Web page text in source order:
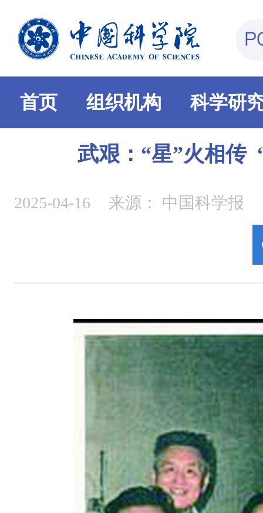
首页 组织机构 科学研
武艰：“星”火相传
2025-04-16 来源： 中国科学报